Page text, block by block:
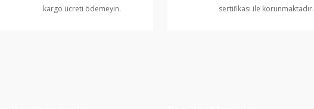
kargo ücreti ödemeyin.
sertifikası ile korunmaktadır.